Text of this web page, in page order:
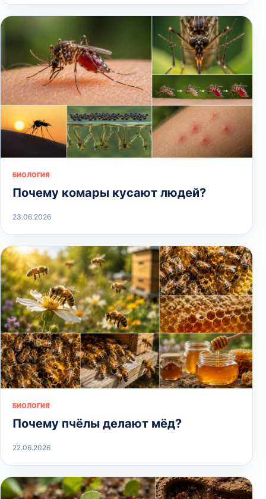
БИОЛОГИЯ
Почему комары кусают людей?
23.06.2026
БИОЛОГИЯ
Почему пчёлы делают мёд?
22.06.2026